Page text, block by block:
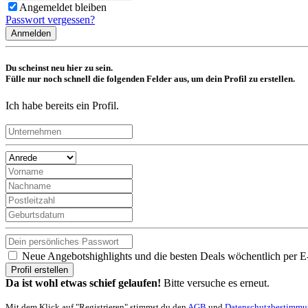
Angemeldet bleiben
Passwort vergessen?
Anmelden
Du scheinst neu hier zu sein.
Fülle nur noch schnell die folgenden Felder aus, um dein Profil zu erstellen.
Ich habe bereits ein Profil.
Neue Angebotshighlights und die besten Deals wöchentlich per
Profil erstellen
Da ist wohl etwas schief gelaufen! Bitte versuche es erneut.